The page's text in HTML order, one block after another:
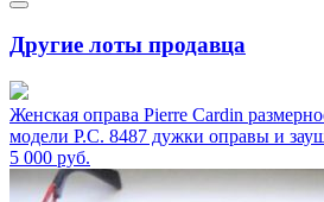
Другие лоты продавца
Женская оправа Pierre Cardin
модели P.C. 8487 дужки оправы и
5 000 руб.